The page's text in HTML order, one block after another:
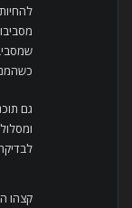
גם
קצהו